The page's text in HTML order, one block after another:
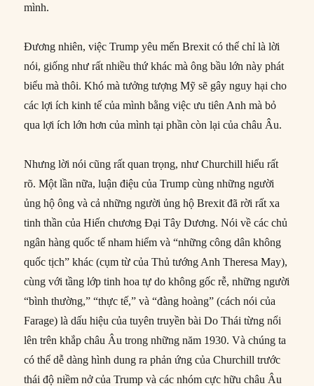
mình.
Đương nhiên, việc Trump yêu mến Brexit có thể chỉ là lời
nói, giống như rất nhiều thứ khác mà ông bầu lớn này phát
biểu mà thôi. Khó mà tưởng tượng Mỹ sẽ gây nguy hại cho
các lợi ích kinh tế của mình bằng việc ưu tiên Anh mà bỏ
qua lợi ích lớn hơn của mình tại phần còn lại của châu Âu.
Nhưng lời nói cũng rất quan trọng, như Churchill hiểu rất
rõ. Một lần nữa, luận điệu của Trump cùng những người
ủng hộ ông và cả những người ủng hộ Brexit đã rời rất xa
tinh thần của Hiến chương Đại Tây Dương. Nói về các chủ
ngân hàng quốc tế nham hiểm và “những công dân không
quốc tịch” khác (cụm từ của Thủ tướng Anh Theresa May),
cùng với tầng lớp tinh hoa tự do không gốc rễ, những người
“bình thường,” “thực tế,” và “đàng hoàng” (cách nói của
Farage) là dấu hiệu của tuyên truyền bài Do Thái từng nổi
lên trên khắp châu Âu trong những năm 1930. Và chúng ta
có thể dễ dàng hình dung ra phản ứng của Churchill trước
thái độ niềm nở của Trump và các nhóm cực hữu châu Âu